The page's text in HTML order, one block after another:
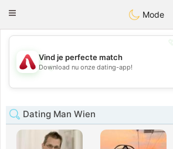
ÖsterreichChat
Toggle
Mode
💖
💕
Vind je perfecte match
Download nu onze dating-app!
Dating Man Wien